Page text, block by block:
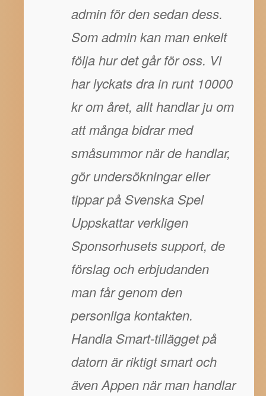
admin för den sedan dess.
Som admin kan man enkelt
följa hur det går för oss. Vi
har lyckats dra in runt 10000
kr om året, allt handlar ju om
att många bidrar med
småsummor när de handlar,
gör undersökningar eller
tippar på Svenska Spel
Uppskattar verkligen
Sponsorhusets support, de
förslag och erbjudanden
man får genom den
personliga kontakten.
Handla Smart-tillägget på
datorn är riktigt smart och
även Appen när man handlar